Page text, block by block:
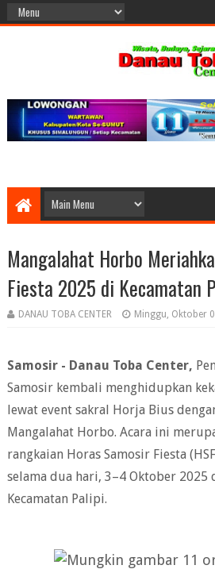
Mangalahat Horbo
Fiesta 2025 di Kecamatan
DANAU TOBA CENTER Minggu, Oktober
Samosir - Danau Toba Center,
Samosir kembali menghidupkan
lewat event sakral Horja Bius
Mangalahat Horbo. Acara ini
rangkaian Horas Samosir Fiesta
selama dua hari, 3–4 Oktober 2025
Kecamatan Palipi.